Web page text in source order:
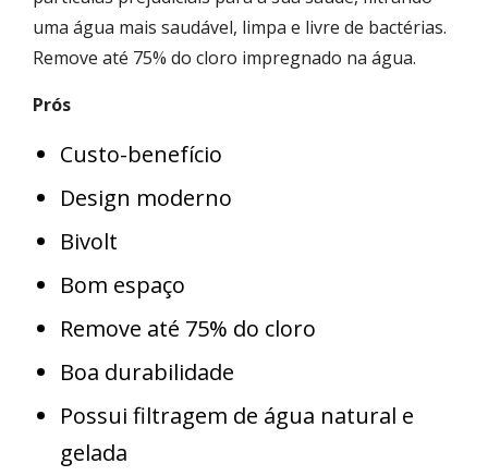
uma água mais saudável, limpa e livre de bactérias.
Remove até 75% do cloro impregnado na água.
Prós
Custo-benefício
Design moderno
Bivolt
Bom espaço
Remove até 75% do cloro
Boa durabilidade
Possui filtragem de água natural e
gelada